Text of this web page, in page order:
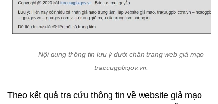
Nội dung thông tin lưu ý dưới chân trang web giả mạo
tracuugplxgov.vn.
Theo kết quả tra cứu thông tin về website giả mạo